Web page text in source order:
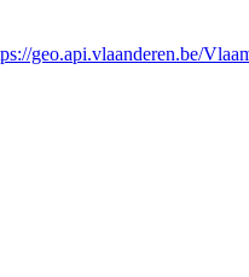
geo.api.vlaanderen.be/